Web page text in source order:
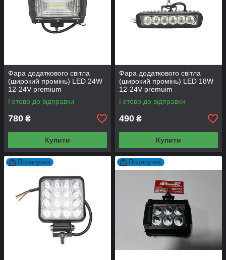
Фара додаткового світла
(широкий промінь) LED 24W
12-24V premium
Готово до відправки
780 ₴
Купити
Фара додаткового світла
(широкий промінь) LED 18W
12-24V premuim
Готово до відправки
490 ₴
Купити
Подарунок Подарунок